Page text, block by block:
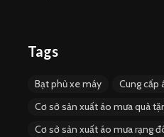
Tags
Bạt phủ xe máy
Cung cấp
Cơ sở sản xuất áo mưa quà
Cơ sở sản xuất áo mưa rạng